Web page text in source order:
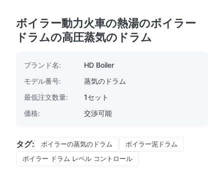
ボイラー動力火車の熱湯のボイラー
ドラムの高圧蒸気のドラム
ブランド名:
HD Boiler
モデル番号:
蒸気のドラム
最低注文数量:
1セット
価格:
交渉可能
タグ: ボイラーの蒸気のドラム
ボイラー泥ドラム
ボイラー ドラム レベル コントロール